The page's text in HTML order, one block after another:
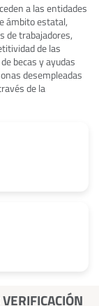
a las entidades
ámbito estatal,
de trabajadores,
de las
becas y ayudas
desempleadas
de la